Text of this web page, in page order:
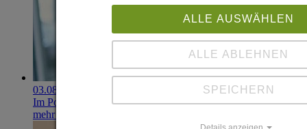
03.08.2026
Im Portfolio: Iset Telecom, IT für das Gesundheitswesen
mehr erfahren
ALLE AUSWÄHLEN
ALLE ABLEHNEN
SPEICHERN